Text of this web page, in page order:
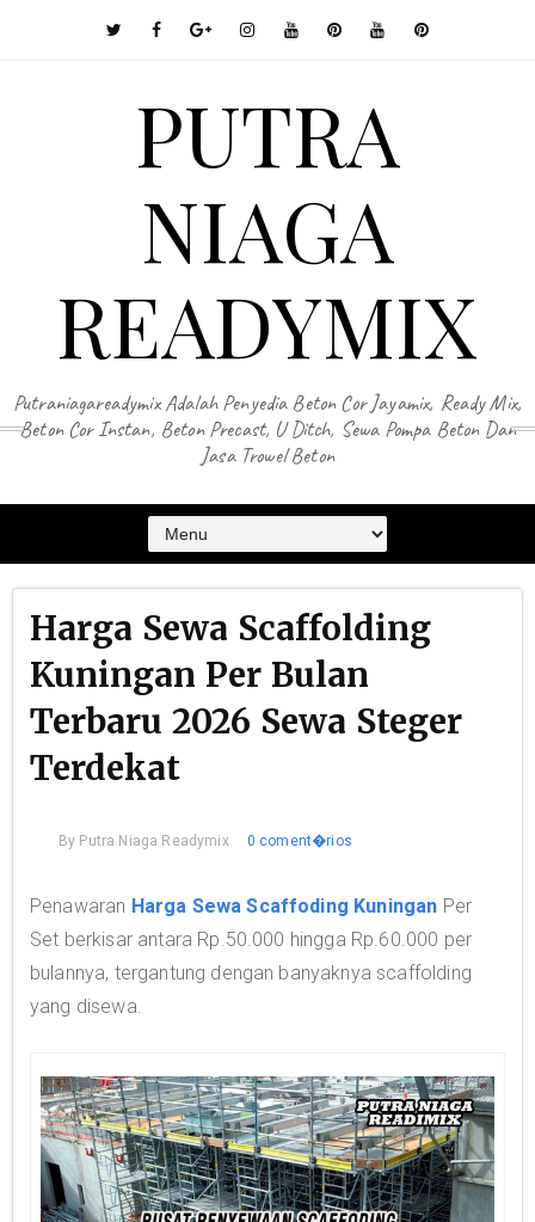
PUTRA
NIAGA
READYMIX
Putraniagareadymix Adalah Penyedia Beton Cor Jayamix, Ready Mix,
Beton Cor Instan, Beton Precast, U Ditch, Sewa Pompa Beton Dan
Jasa Trowel Beton
Harga Sewa Scaffolding
Kuningan Per Bulan
Terbaru 2026 Sewa Steger
Terdekat
By Putra Niaga Readymix 0 coment�rios
Penawaran Harga Sewa Scaffoding Kuningan Per
Set berkisar antara Rp.50.000 hingga Rp.60.000 per
bulannya, tergantung dengan banyaknya scaffolding
yang disewa.